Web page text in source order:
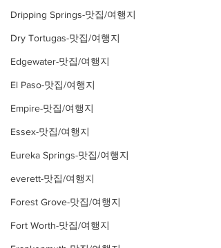
Dripping Springs-맛집/여행지
Dry Tortugas-맛집/여행지
Edgewater-맛집/여행지
El Paso-맛집/여행지
Empire-맛집/여행지
Essex-맛집/여행지
Eureka Springs-맛집/여행지
everett-맛집/여행지
Forest Grove-맛집/여행지
Fort Worth-맛집/여행지